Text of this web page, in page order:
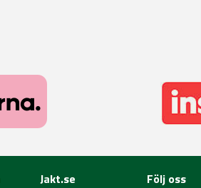
Jakt.se Följ oss